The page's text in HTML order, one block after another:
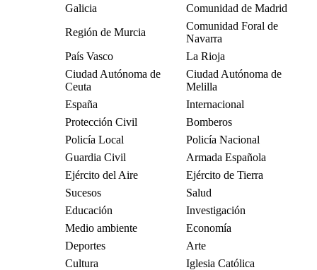
Galicia
Comunidad de Madrid
Región de Murcia
Comunidad Foral de
Navarra
País Vasco
La Rioja
Ciudad Autónoma de
Ceuta
Ciudad Autónoma de
Melilla
España
Internacional
Protección Civil
Bomberos
Policía Local
Policía Nacional
Guardia Civil
Armada Española
Ejército del Aire
Ejército de Tierra
Sucesos
Salud
Educación
Investigación
Medio ambiente
Economía
Deportes
Arte
Cultura
Iglesia Católica